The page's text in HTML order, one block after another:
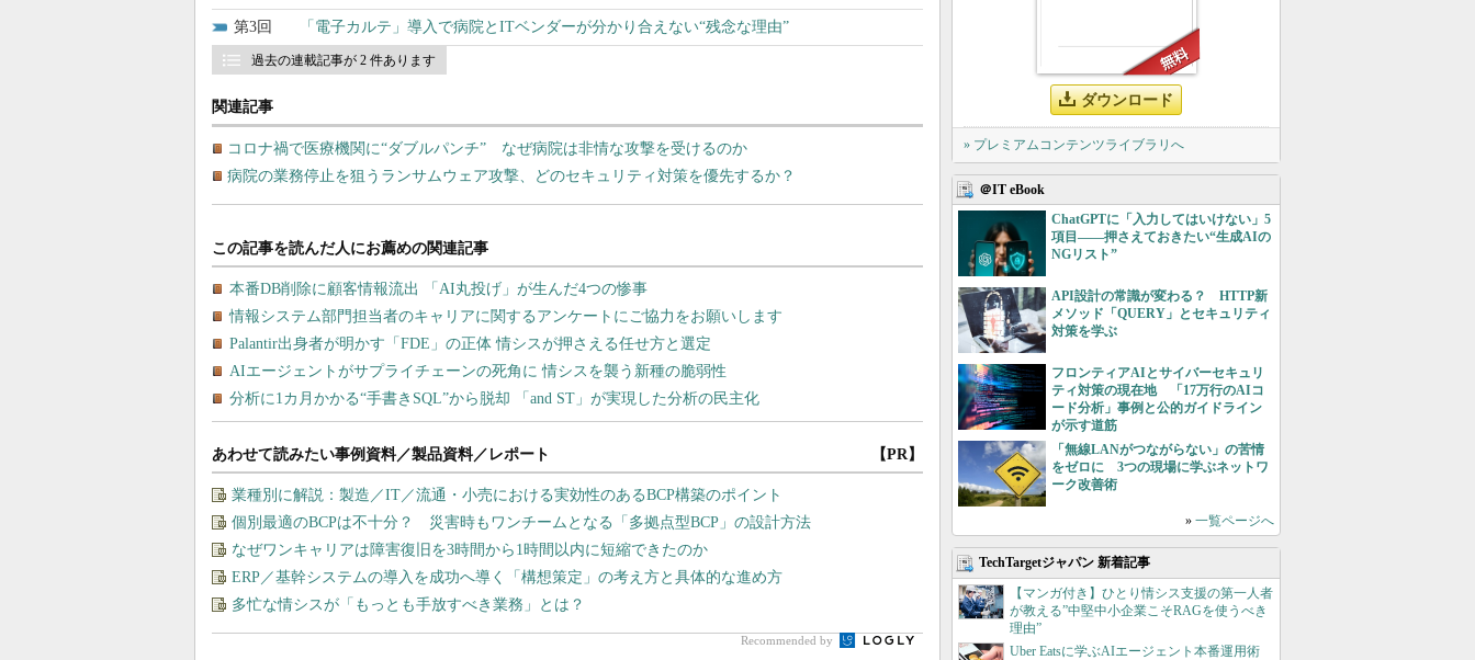
3 「電子カルテ」導入で病院とITベンダーが分かり合えない“残念な理由”
過去の連載記事が 2 件あります
関連記事
コロナ禍で医療機関に“ダブルパンチ” なぜ病院は非情な攻撃を受けるのか
病院の業務停止を狙うランサムウェア攻撃、どのセキュリティ対策を優先するか？
あわせて読みたい事例資料／製品資料／レポート 【PR】
業種別に解説：製造／IT／流通・小売における実効性のあるBCP構築のポイント
個別最適のBCPは不十分？ 災害時もワンチームとなる「多拠点型BCP」の設計方法
なぜワンキャリアは障害復旧を3時間から1時間以内に短縮できたのか
ERP／基幹システムの導入を成功へ導く「構想策定」の考え方と具体的な進め方
多忙な情シスが「もっとも手放すべき業務」とは？
Recommended by
ダウンロード
» プレミアムコンテンツライブラリへ
＠IT eBook
ChatGPTに「入力してはいけない」5
項目――押さえておきたい“生成AIの
NGリスト”
API設計の常識が変わる？ HTTP新
メソッド「QUERY」とセキュリティ
対策を学ぶ
フロンティアAIとサイバーセキュリ
ティ対策の現在地 「17万行のAIコ
ード分析」事例と公的ガイドライン
が示す道筋
「無線LANがつながらない」の苦情
をゼロに 3つの現場に学ぶネットワ
ーク改善術
» 一覧ページへ
TechTargetジャパン 新着記事
【マンガ付き】ひとり情シス支援の第一人者
が教える”中堅中小企業こそRAGを使うべき
理由”
Uber Eatsに学ぶAIエージェント本番運用術